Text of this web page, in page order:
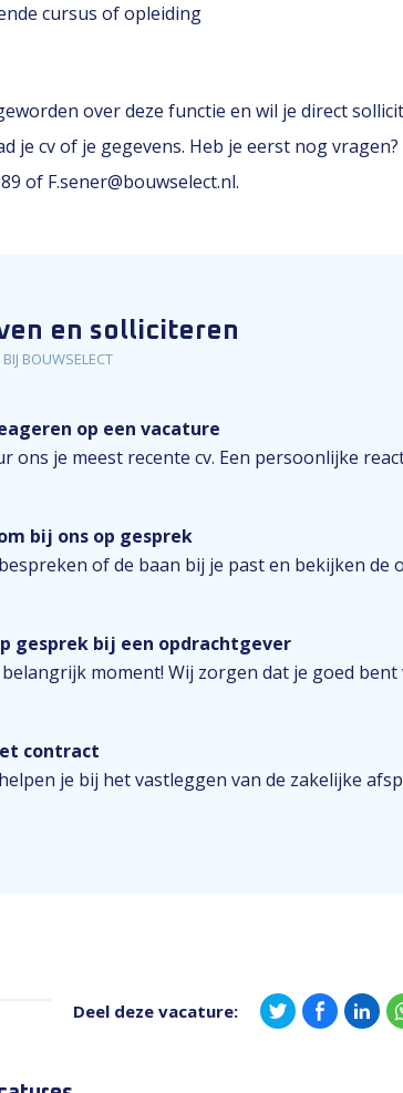
cursus of opleiding
over deze functie en wil je direct
je cv of je gegevens. Heb je eerst nog
of F.sener@bouwselect.nl.
en solliciteren
BOUWSELECT
op een vacature
ons je meest recente cv. Een persoonlijke
bij ons op gesprek
of de baan bij je past en bekijken de
gesprek bij een opdrachtgever
belangrijk moment! Wij zorgen dat je goed
contract
je bij het vastleggen van de zakelijke
Deel deze vacature: